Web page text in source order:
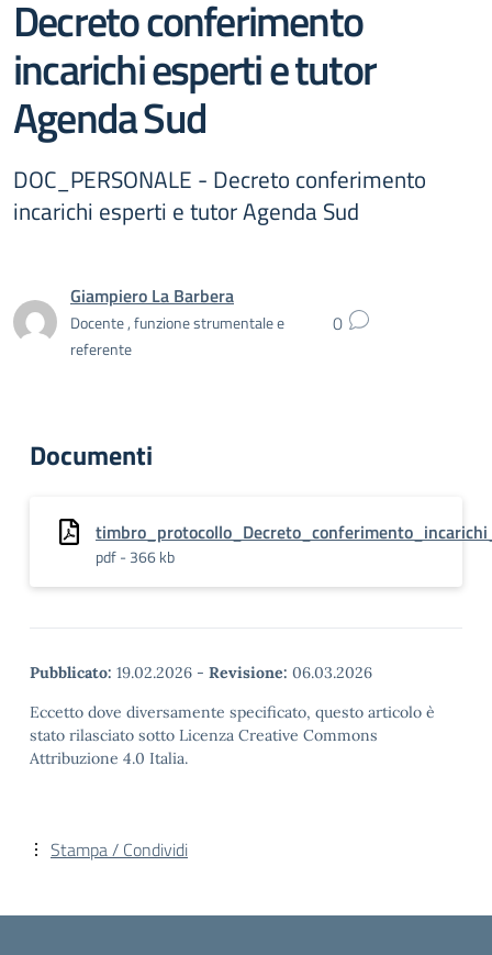
Decreto conferimento
incarichi esperti e tutor
Agenda Sud
DOC_PERSONALE - Decreto conferimento
incarichi esperti e tutor Agenda Sud
Giampiero La Barbera
Docente , funzione strumentale e
referente
0
Documenti
pdf - 366 kb
Pubblicato: 19.02.2026 - Revisione: 06.03.2026
Eccetto dove diversamente specificato, questo articolo è
stato rilasciato sotto Licenza Creative Commons
Attribuzione 4.0 Italia.
Stampa / Condividi